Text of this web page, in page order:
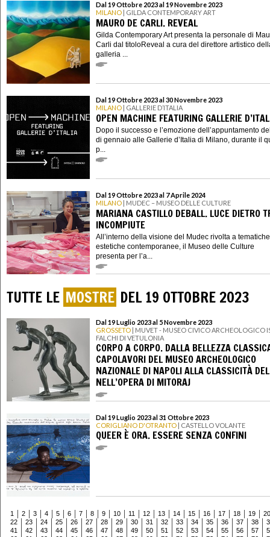
Dal 19 Ottobre 2023 al 19 Novembre 2023
MILANO | GILDA CONTEMPORARY ART
MAURO DE CARLI. REVEAL
Gilda Contemporary Art presenta la personale di
Carli dal titoloReveal a cura del direttore artistico
galleria ...
Dal 19 Ottobre 2023 al 30 Novembre 2023
MILANO | GALLERIE D’ITALIA
OPEN MACHINE FEATURING GALLERIE
Dopo il successo e l’emozione dell’appuntamento
di gennaio alle Gallerie d’Italia di Milano, durante il
p...
Dal 19 Ottobre 2023 al 7 Aprile 2024
MILANO | MUDEC – MUSEO DELLE CULTURE
MARIANA CASTILLO DEBALL. LUCE DIETRO
INCOMPIUTE
All’interno della visione del Mudec rivolta a
estetiche contemporanee, il Museo delle Culture
presenta per l’a...
TUTTE LE MOSTRE DEL 19 OTTOBRE 2023
Dal 19 Luglio 2023 al 5 Novembre 2023
GROSSETO | MUVET - MUSEO CIVICO ARCHEOLOGICO
FALCHI DI VETULONIA
CORPO A CORPO. DALLA BELLEZZA
CAPOLAVORI DEL MUSEO ARCHEOLOGICO
NAZIONALE DI NAPOLI ALLA CLASSICITÀ
NELL’OPERA DI MITORAJ
Dal 19 Luglio 2023 al 31 Ottobre 2023
CORIGLIANO D'OTRANTO | CASTELLO VOLANTE
QUEER È ORA. ESSERE SENZA CONFINI
1 2 3 4 5 6 7 8 9 10 11 12 13 14 15 16 17 18 19
20
22
23 24 25 26 27 28 29 30 31 32 33 34 35 36 37 38
41
42 43 44 45 46 47 48 49 50 51 52 53 54 55 56 57